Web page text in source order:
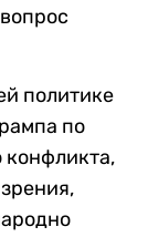
политике
по
конфликта,